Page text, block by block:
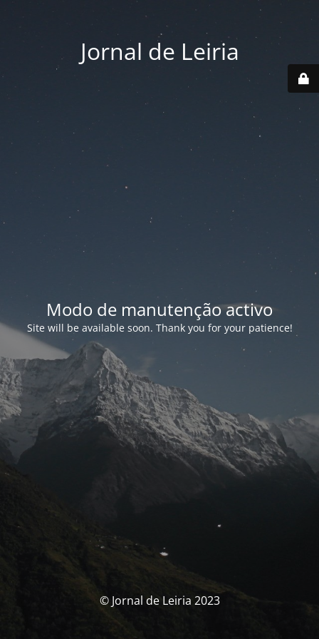
Jornal de Leiria
Modo de manutenção activo
Site will be available soon. Thank you for your patience!
© Jornal de Leiria 2023